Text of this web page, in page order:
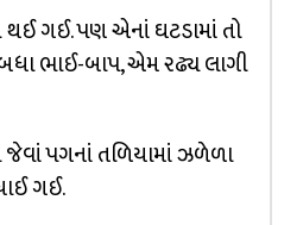
ગઈ. પણ એનાં ઘટડામાં તો
ભાઈ-બાપ, એમ રઢ્ય લાગી
પગનાં તળિયામાં ઝળેળા
ગઈ.